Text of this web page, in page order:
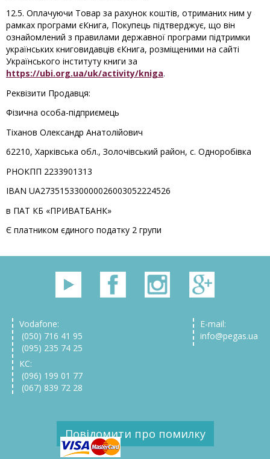
12.5. Оплачуючи Товар за рахунок коштів, отриманих ним у
рамках програми єКнига, Покупець підтверджує, що він
ознайомлений з правилами державної програми підтримки
українських книговидавців єКнига, розміщеними на сайті
Українського інституту книги за
https://ubi.org.ua/uk/activity/kniga.
Реквізити Продавця:
Фізична особа-підприємець
Тіханов Олександр Анатолійович
62210, Харківська обл., Золочівський район, с. Одноробівка
РНОКПП 2233901313
IBAN UA273515330000026003052224526
в ПАТ КБ «ПРИВАТБАНК»
Є платником єдиного податку 2 групи
Vodafone:
(050) 716 41 95
(095) 235 74 25
КС:
(096) 199 01 77
(067) 839 72 28
E-mail:
info@pegas.ua
Повідомити про помилку